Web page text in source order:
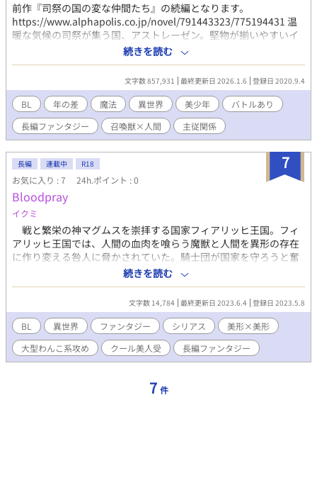
前作『司祭の国の変な仲間たち』の続編となります。
https://www.alphapolis.co.jp/novel/791443323/775194431 温
暖な気候の司祭が集う国、アストレーゼン。堅物が揃いやすいイ
メージとは別に、隠れ二面性のある司祭の頂点ロシュと、マイペ
ースな彼に振り回される補佐役オーギュ、自分の居場所を失いロ
シュに一目惚れをして隣国からやってきた美少年剣士リシェ、リ
シェの先輩であり頼り甲斐はあるけどとにかく脱ぎ癖のある大男
剣士ヴェスカのめちゃくちゃな話。 なるべく前回の反省を生かし
て普通に見れるように危険な要素少なく中身重視にしています。
一途だったり、コンプレックスの塊だったり、憧れや卑下した
り、綺麗だったりどす黒かったり胸糞だったり、人間らしくキャ
ラの葛藤やら何やらを書けたらいいなと思います。 基本はおっと
り司祭×一途美少年剣士、ドＳ属性筋肉馬鹿×高飛車魔法使い。
召喚獣との激しいのもありますのでOKな方どうぞ★ たまにグロな
表現有、その他にも濃いキャラが出ます。 第二弾に当たり、表紙
もリニューアルさせて頂きました！ 今回はエブリスタよりあく様
（https://estar.jp/users/155836639）のご好意で頂いためちゃく
ちゃイケメンなオーギュとファブロスです…！！ 本当にありがと
うございます！ｳﾚｼﾞｨｨｨ！ サブキャラのラスが主人公の番外編↓
① https://www.alphapolis.co.jp/novel791443323/349271880
② https://www.alphapolis.co.jp/novel791443323/347326197
指定無しの学園物ＢＬ。ギャグ寄り。 ◆画像や文章の無断使用、
転載禁止です。また、内容が大人向けなので未成年者の閲覧も禁
止です◆ ★一話一話が長いのでこちらでは更新の項目が出にくい
ですが、ぼちぼち更新をしています★
続きを読む
文字数 857,931 最終更新日 2026.1.6 登録日 2020.9.4
BL 年の差 魔法 異世界 美少年
バトルあり
長編ファンタジー
召喚獣×人間 主従関係
7
長編 連載中 R18
お気に入り : 7 24h.ポイント : 0
Bloodpray
イクミ
戦と繁栄の神マグムスを崇拝する国家フィアリッヒ王国。フィ
アリッヒ王国では、人間の血肉を喰らう魔獣と人間を異形の存在
に作り変える咎人に脅かされていた。騎士団が国家を守ろうと奮
起するなか、町や村は襲われてしまい難民となる者も後を絶たな
い。そのなかで、フィアリッヒ王国を脅かす魔獣や咎人を狩る者
たち「狩人」は戦場に赴き命を賭して狩りを行っていた。 ダグ
ラス一派に所属する狩人であるセツナは、とある任務に派遣され
た際に騎士団に所属するライアン・ミラーと出会う。その出会い
が彼自身を巻き込みながら物語が大きく動き始める— 大型ワンコ
の美形騎士団員×クール美人な狩人 ※一部グロテスクな表現ある
ので苦手な方はお控えください
続きを読む
文字数 14,784 最終更新日 2023.6.4 登録日 2023.5.8
BL 異世界 ファンタジー シリアス
美形×美形
大型わんこ系攻め
クール美人受 長編ファンタジー
7 件